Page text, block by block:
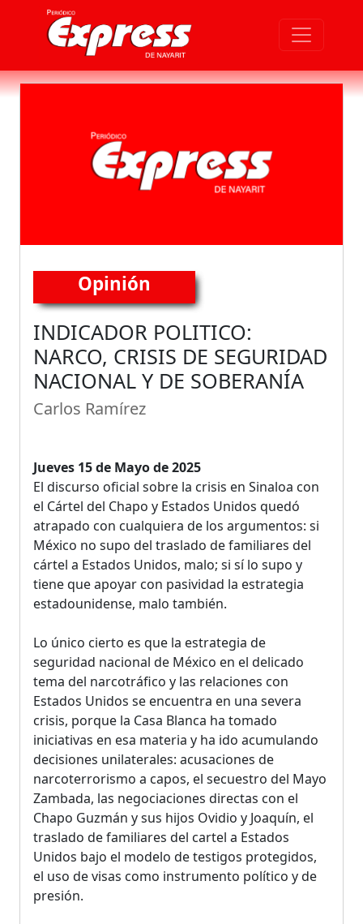
Opinión
INDICADOR POLITICO:
NARCO, CRISIS DE SEGURIDAD
NACIONAL Y DE SOBERANÍA
Carlos Ramírez
Jueves 15 de Mayo de 2025
El discurso oficial sobre la crisis en Sinaloa con
el Cártel del Chapo y Estados Unidos quedó
atrapado con cualquiera de los argumentos: si
México no supo del traslado de familiares del
cártel a Estados Unidos, malo; si sí lo supo y
tiene que apoyar con pasividad la estrategia
estadounidense, malo también.
Lo único cierto es que la estrategia de
seguridad nacional de México en el delicado
tema del narcotráfico y las relaciones con
Estados Unidos se encuentra en una severa
crisis, porque la Casa Blanca ha tomado
iniciativas en esa materia y ha ido acumulando
decisiones unilaterales: acusaciones de
narcoterrorismo a capos, el secuestro del Mayo
Zambada, las negociaciones directas con el
Chapo Guzmán y sus hijos Ovidio y Joaquín, el
traslado de familiares del cartel a Estados
Unidos bajo el modelo de testigos protegidos,
el uso de visas como instrumento político y de
presión.